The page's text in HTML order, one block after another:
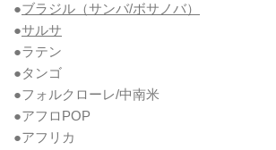
●ブラジル（サンバ/ボサノバ）
●サルサ
●ラテン
●タンゴ
●フォルクローレ/中南米
●アフロPOP
●アフリカ